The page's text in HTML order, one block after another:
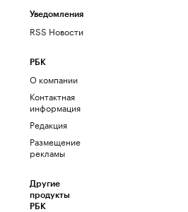
Уведомления
RSS Новости
РБК
О компании
Контактная
информация
Редакция
Размещение
рекламы
Другие
продукты
РБК